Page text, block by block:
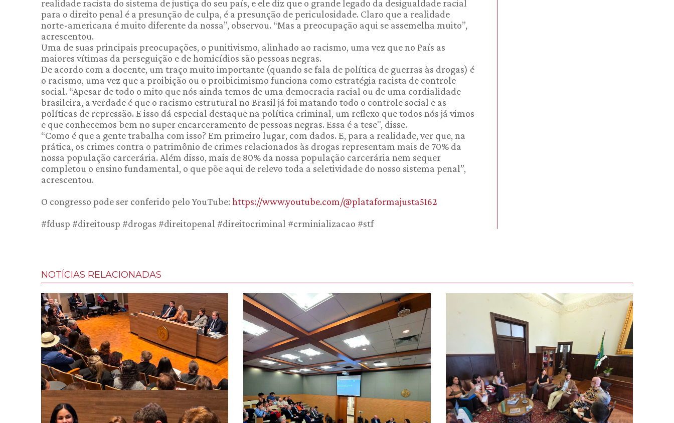
realidade racista do sistema de justiça do seu país, e ele diz que o grande legado da desigualdade racial
para o direito penal é a presunção de culpa, é a presunção de periculosidade. Claro que a realidade
norte-americana é muito diferente da nossa”, observou. “Mas a preocupação aqui se assemelha muito”,
acrescentou.
Uma de suas principais preocupações, o punitivismo, alinhado ao racismo, uma vez que no País as
maiores vítimas da perseguição e de homicídios são pessoas negras.
De acordo com a docente, um traço muito importante (quando se fala de política de guerras às drogas) é
o racismo, uma vez que a proibição ou o proibicimismo funciona como estratégia racista de controle
social. “Apesar de todo o mito que nós ainda temos de uma democracia racial ou de uma cordialidade
brasileira, a verdade é que o racismo estrutural no Brasil já foi matando todo o controle social e as
políticas de repressão. E isso dá especial destaque na política criminal, um reflexo que todos nós já vimos
e que conhecemos bem no super encarceramento de pessoas negras. Essa é a tese", disse.
“Como é que a gente trabalha com isso? Em primeiro lugar, com dados. E, para a realidade, ver que, na
prática, os crimes contra o patrimônio de crimes relacionados às drogas representam mais de 70% da
nossa população carcerária. Além disso, mais de 80% da nossa população carcerária nem sequer
completou o ensino fundamental, o que põe aqui de relevo toda a seletividade do nosso sistema penal”,
acrescentou.
O congresso pode ser conferido pelo YouTube: https://www.youtube.com/@plataformajusta5162
#fdusp #direitousp #drogas #direitopenal #direitocriminal #crminializacao #stf
NOTÍCIAS RELACIONADAS